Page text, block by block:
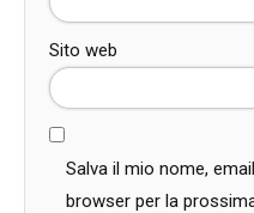
Sito web
Salva il mio nome,
browser per la